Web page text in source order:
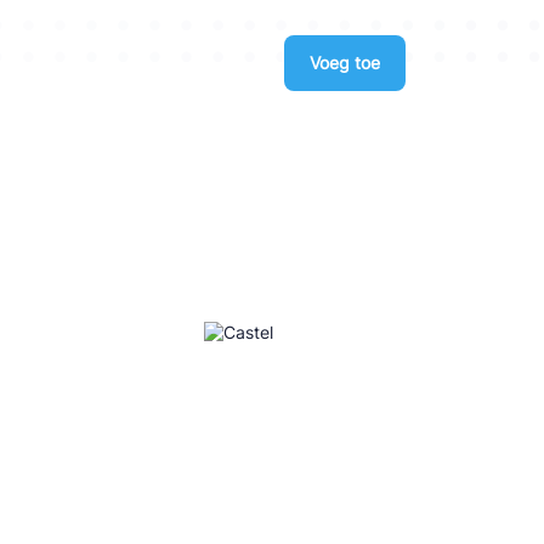
Voeg toe